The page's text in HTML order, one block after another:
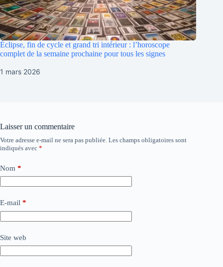
Éclipse, fin de cycle et grand tri intérieur : l’horoscope
complet de la semaine prochaine pour tous les signes
1 mars 2026
Laisser un commentaire
Votre adresse e-mail ne sera pas publiée. Les champs obligatoires sont
indiqués avec *
Nom *
E-mail *
Site web